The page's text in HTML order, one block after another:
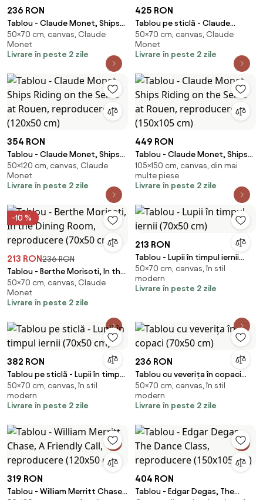
236 RON
Tablou - Claude Monet, Ships
Riding on the Seine at Rouen,
reproducere (70x50 cm)
50×70 cm, canvas, Claude
Monet
Livrare în peste 2 zile
425 RON
Tablou pe sticlă - Claude
Monet, Ships Riding on the
Seine at Rouen, reproducere
(70x50 cm)
50×70 cm, canvas, Claude
Monet
Livrare în peste 2 zile
354 RON
Tablou - Claude Monet, Ships
Riding on the Seine at Rouen,
reproducere (120x50 cm)
50×120 cm, canvas, Claude
Monet
Livrare în peste 2 zile
449 RON
Tablou - Claude Monet, Ships
Riding on the Seine at Rouen,
reproducere (150x105 cm)
105×150 cm, canvas, din mai
multe piese
Livrare în peste 2 zile
-10 %
213 RON236 RON
Tablou - Berthe Morisoti, In the
Dining Room, reproducere
(70x50 cm)
50×70 cm, canvas, Claude
Monet
Livrare în peste 2 zile
213 RON
Tablou - Lupii în timpul iernii
(70x50 cm)
50×70 cm, canvas, în stil
modern
Livrare în peste 2 zile
382 RON
Tablou pe sticlă - Lupii în timpul
iernii (70x50 cm)
50×70 cm, canvas, în stil
modern
Livrare în peste 2 zile
236 RON
Tablou cu veverița în copaci
(70x50 cm)
50×70 cm, canvas, în stil
modern
Livrare în peste 2 zile
319 RON
Tablou - William Merritt Chase,
404 RON
Tablou - Edgar Degas, The